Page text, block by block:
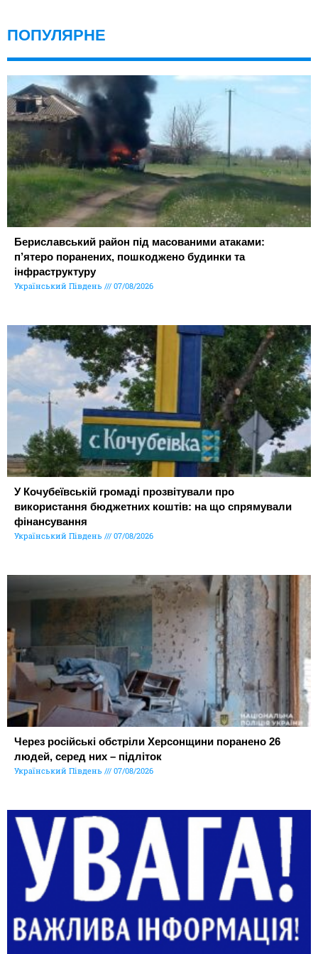
ПОПУЛЯРНЕ
Бериславський район під масованими атаками:
п’ятеро поранених, пошкоджено будинки та
інфраструктуру
Український Південь 07/08/2026
У Кочубеївській громаді прозвітували про
використання бюджетних коштів: на що спрямували
фінансування
Український Південь 07/08/2026
Через російські обстріли Херсонщини поранено 26
людей, серед них – підліток
Український Південь 07/08/2026